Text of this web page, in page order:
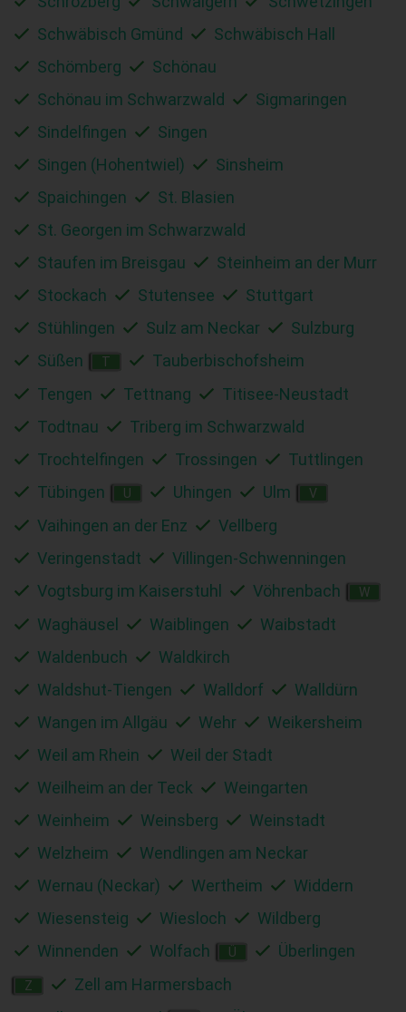
Schwäbisch Gmünd
Schwäbisch Hall
Schömberg
Schönau
Schönau im Schwarzwald
Sigmaringen
Sindelfingen
Singen
Singen (Hohentwiel)
Sinsheim
Spaichingen
St. Blasien
St. Georgen im Schwarzwald
Staufen im Breisgau
Steinheim an der Murr
Stockach
Stutensee
Stuttgart
Stühlingen
Sulz am Neckar
Sulzburg
Süßen
T
Tauberbischofsheim
Tengen
Tettnang
Titisee-Neustadt
Todtnau
Triberg im Schwarzwald
Trochtelfingen
Trossingen
Tuttlingen
Tübingen
U Uhingen Ulm V
Vaihingen an der Enz
Vellberg
Veringenstadt
Villingen-Schwenningen
Vogtsburg im Kaiserstuhl
Vöhrenbach W
Waghäusel Waiblingen
Waibstadt
Waldenbuch
Waldkirch
Waldshut-Tiengen
Walldorf
Walldürn
Wangen im Allgäu
Wehr
Weikersheim
Weil am Rhein
Weil der Stadt
Weilheim an der Teck
Weingarten
Weinheim
Weinsberg
Weinstadt
Welzheim
Wendlingen am Neckar
Wernau (Neckar)
Wertheim
Widdern
Wiesensteig
Wiesloch
Wildberg
Winnenden
Wolfach Ü Überlingen
Z
Zell am Harmersbach